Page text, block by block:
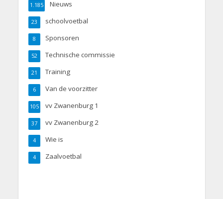
Nieuws
1.185
schoolvoetbal
23
Sponsoren
8
Technische commissie
52
Training
21
Van de voorzitter
6
vv Zwanenburg 1
105
vv Zwanenburg 2
37
Wie is
4
Zaalvoetbal
4